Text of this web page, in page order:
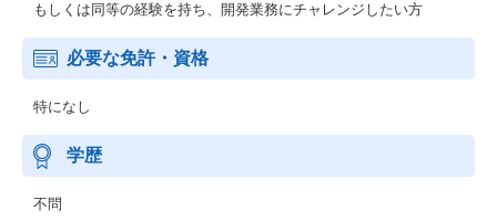
もしくは同等の経験を持ち、開発業務にチャレンジしたい方
必要な免許・資格
特になし
学歴
不問